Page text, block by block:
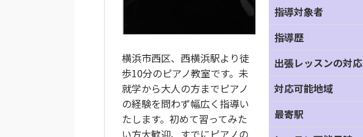
横浜市西区、西横浜駅より徒
歩10分のピアノ教室です。未
就学から大人の方までピアノ
の経験を問わず幅広く指導い
たします。初めて習ってみた
い方大歓迎、すでにピアノの
指導対象者
指導歴
出張レッスンの対応
対応可能地域
最寄駅